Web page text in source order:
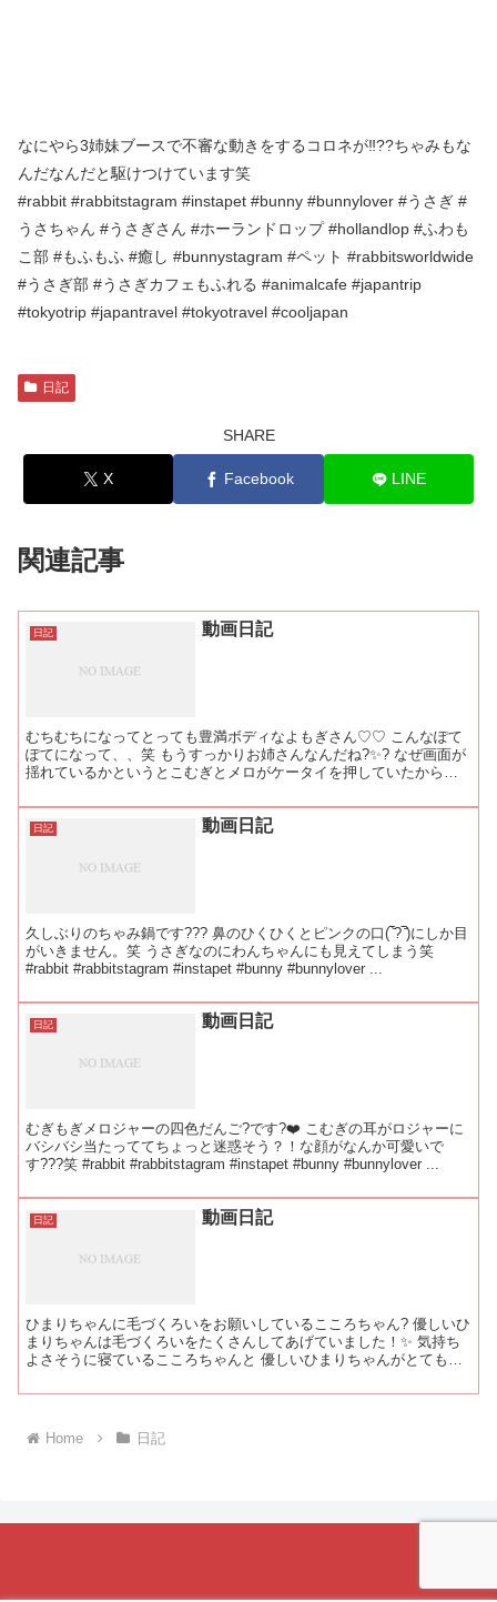
なにやら3姉妹ブースで不審な動きをするコロネが‼︎??ちゃみもな
んだなんだと駆けつけています笑
#rabbit #rabbitstagram #instapet #bunny #bunnylover #うさぎ #
うさちゃん #うさぎさん #ホーランドロップ #hollandlop #ふわも
こ部 #もふもふ #癒し #bunnystagram #ペット #rabbitsworldwide
#うさぎ部 #うさぎカフェもふれる #animalcafe #japantrip
#tokyotrip #japantravel #tokyotravel #cooljapan
日記
SHARE
X Facebook LINE
関連記事
日記 動画日記
むちむちになってとっても豊満ボディなよもぎさん♡♡ こんなぽて
ぽてになって、、笑 もうすっかりお姉さんなんだね?✨? なぜ画面が
揺れているかというとこむぎとメロがケータイを押していたからで
日記 動画日記
久しぶりのちゃみ鍋です??? 鼻のひくひくとピンクの口(‾᷅?‾᷄)にしか目
がいきません。笑 うさぎなのにわんちゃんにも見えてしまう笑
#rabbit #rabbitstagram #instapet #bunny #bunnylover ...
日記 動画日記
むぎもぎメロジャーの四色だんご?です?❤️ こむぎの耳がロジャーに
バシバシ当たっててちょっと迷惑そう？！な顔がなんか可愛いで
す???笑 #rabbit #rabbitstagram #instapet #bunny #bunnylover ...
日記 動画日記
ひまりちゃんに毛づくろいをお願いしているこころちゃん? 優しいひ
まりちゃんは毛づくろいをたくさんしてあげていました！✨ 気持ち
よさそうに寝ているこころちゃんと 優しいひまりちゃんがとても愛
Home 日記